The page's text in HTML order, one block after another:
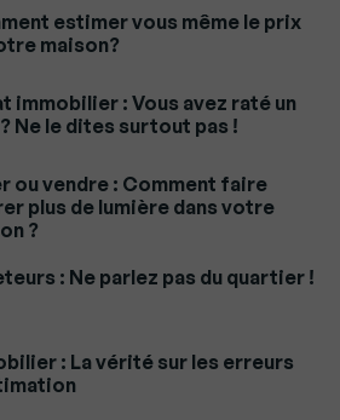
estimer vous même le prix
maison?
immobilier : Vous avez raté un
Ne le dites surtout pas !
ou vendre : Comment faire
plus de lumière dans votre
?
: Ne parlez pas du quartier !
: La vérité sur les erreurs